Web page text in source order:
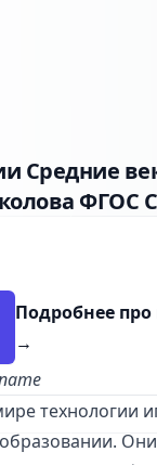
Средние
ФГОС
Подробнее
→
технологии